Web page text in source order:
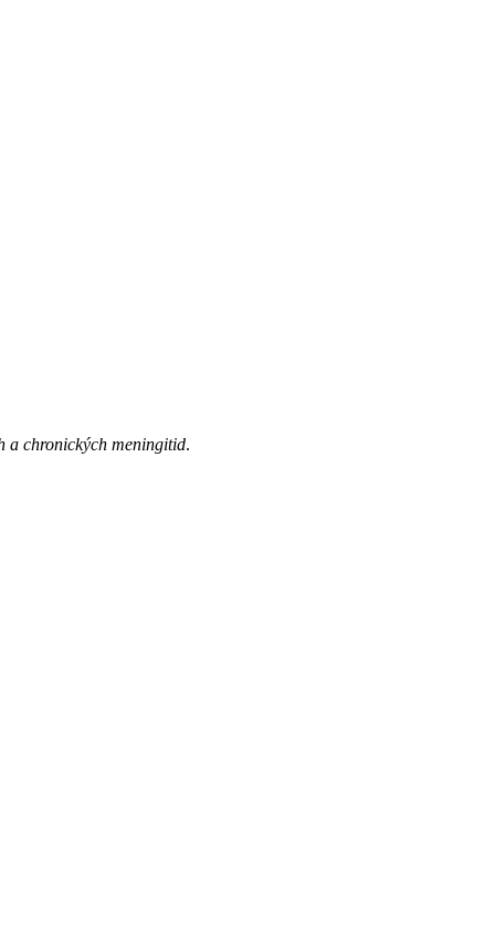
a chronických meningitid.